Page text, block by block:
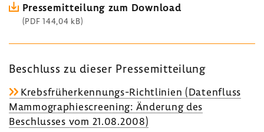
Pres­se­mit­tei­lung zum Down­load
(PDF 144,04 kB)
Beschluss zu dieser Pres­se­mit­tei­lung
Krebsfrüherkennungs-​Richtlinien (Daten­fluss
Mammo­gra­phie­scree­ning: Ände­rung des
Beschlusses vom 21.08.2008)